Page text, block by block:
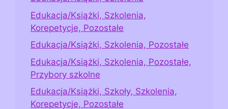
Edukacja/Książki, Szkolenia,
Korepetycje, Pozostałe
Edukacja/Książki, Szkolenia, Pozostałe
Edukacja/Książki, Szkolenia, Pozostałe,
Przybory szkolne
Edukacja/Książki, Szkoły, Szkolenia,
Korepetycje, Pozostałe